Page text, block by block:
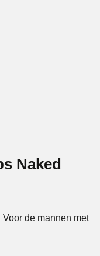
Naked
de mannen met